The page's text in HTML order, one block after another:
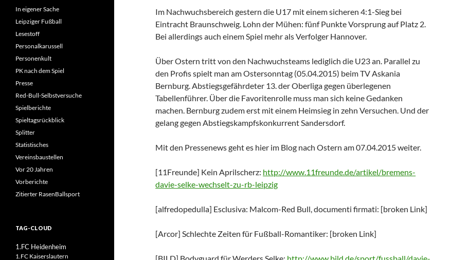
Im Nachwuchsbereich gestern die U17 mit einem sicheren 4:1-Sieg bei
Eintracht Braunschweig. Lohn der Mühen: fünf Punkte Vorsprung auf Platz 2.
Bei allerdings auch einem Spiel mehr als Verfolger Hannover.
Über Ostern tritt von den Nachwuchsteams lediglich die U23 an. Parallel zu
den Profis spielt man am Ostersonntag (05.04.2015) beim TV Askania
Bernburg. Abstiegsgefährdeter 13. der Oberliga gegen überlegenen
Tabellenführer. Über die Favoritenrolle muss man sich keine Gedanken
machen. Bernburg zudem erst mit einem Heimsieg in zehn Versuchen. Und der
gelang gegen Abstiegskampfskonkurrent Sandersdorf.
Mit den Pressenews geht es hier im Blog nach Ostern am 07.04.2015 weiter.
[11Freunde] Kein Aprilscherz: http://www.11freunde.de/artikel/bremens-
davie-selke-wechselt-zu-rb-leipzig
[alfredopedulla] Esclusiva: Malcom-Red Bull, documenti firmati: [broken Link]
[Arcor] Schlechte Zeiten für Fußball-Romantiker: [broken Link]
In eigener Sache
Leipziger Fußball
Lesestoff
Personalkarussell
Personenkult
PK nach dem Spiel
Presse
Red-Bull-Selbstversuche
Spielberichte
Spieltagsrückblick
Splitter
Statistisches
Vereinsbaustellen
Vor 20 Jahren
Vorberichte
Zitierter RasenBallsport
TAG-CLOUD
1.FC Heidenheim
1.FC Kaiserslautern